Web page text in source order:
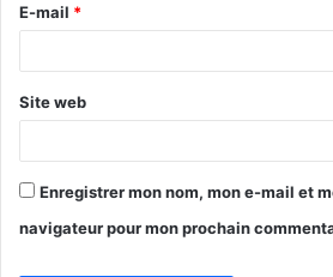
e
*
E-mail *
Site web
Enregistrer mon nom, mon e-mail et
navigateur pour mon prochain